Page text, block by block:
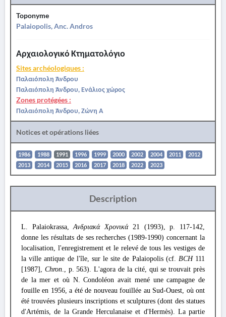
Toponyme
Palaiopolis, Anc. Andros
Αρχαιολογικό Κτηματολόγιο
Sites archéologiques :
Παλαιόπολη Άνδρου
Παλαιόπολη Άνδρου, Ενάλιος χώρος
Zones protégées :
Παλαιόπολη Άνδρου, Ζώνη Α
Notices et opérations liées
1986 1988 1991 1996 1999 2000 2002 2004 2011
2012
2013
2014 2015 2016 2017 2018 2022 2023
Description
L. Palaiokrassa,Ανδριακά Χρονικά21 (1993), p. 117-142,
donne les résultats de ses recherches (1989-1990) concernant la
localisation, l'enregistrement et le relevé de tous les vestiges de
la ville antique de l'île, sur le site de Palaiopolis (cf. BCH111
[1987], Chron., p. 563). L'agora de la cité, qui se trouvait près
de la mer et où N. Condoléon avait mené une campagne de
fouille en 1956, a été de nouveau fouillée au Sud-Ouest, où ont
été trouvées plusieurs inscriptions et sculptures (dont des statues
d'Artémis, de la Grande Herculanaise et d'Hermès). La partie